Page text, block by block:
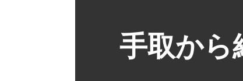
手取から